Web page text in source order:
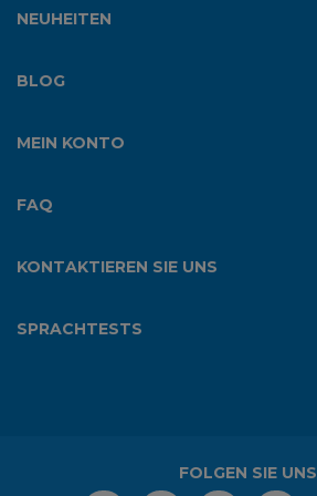
NEUHEITEN
BLOG
MEIN KONTO
FAQ
KONTAKTIEREN SIE UNS
SPRACHTESTS
FOLGEN SIE UNS